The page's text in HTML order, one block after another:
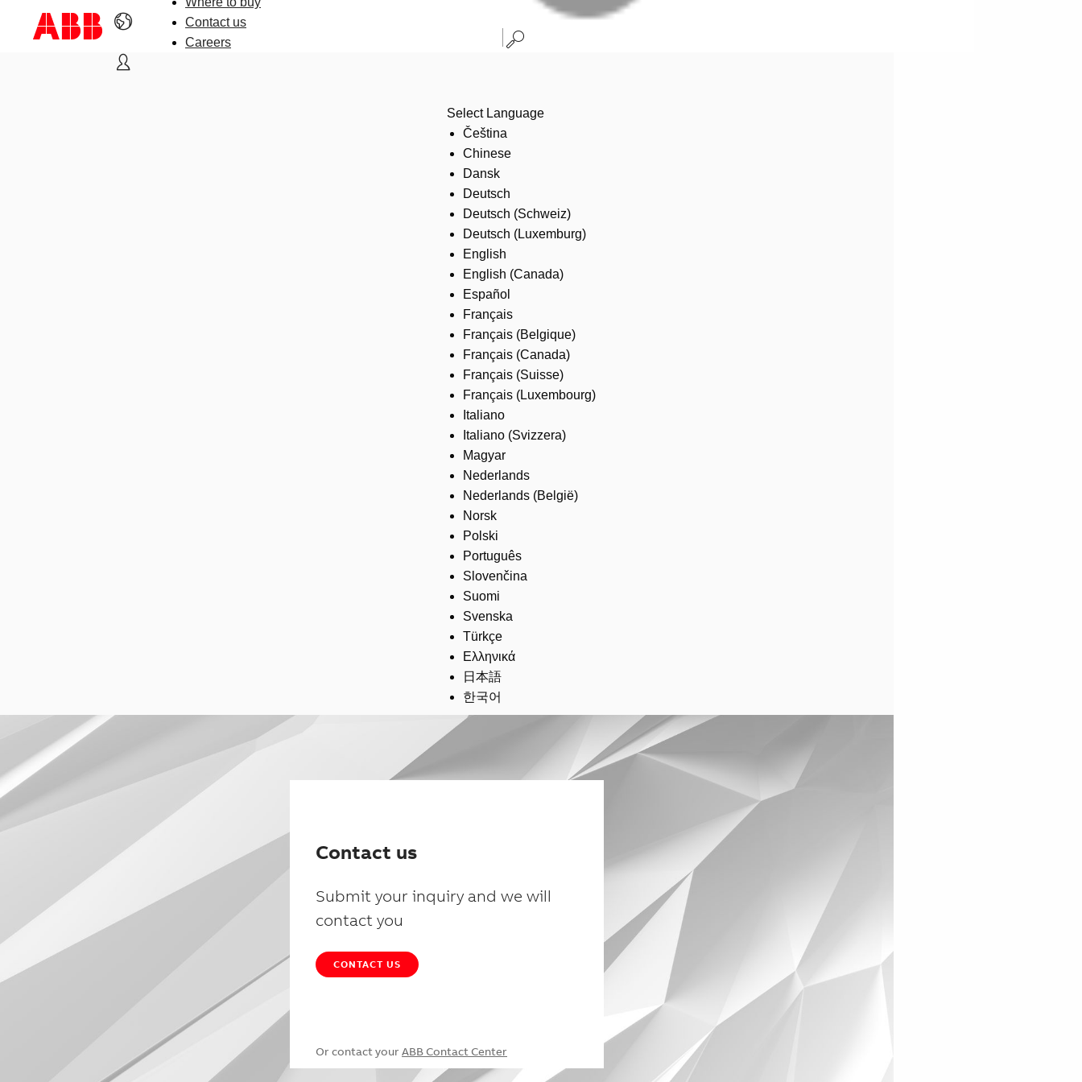
Contact us
Careers
Select Language
Čeština
Chinese
Dansk
Deutsch
Deutsch (Schweiz)
Deutsch (Luxemburg)
English
English (Canada)
Español
Français
Français (Belgique)
Français (Canada)
Français (Suisse)
Français (Luxembourg)
Italiano
Italiano (Svizzera)
Magyar
Nederlands
Nederlands (België)
Norsk
Polski
Português
Slovenčina
Suomi
Svenska
Türkçe
Ελληνικά
日本語
한국어
Contact us
Submit your inquiry and we will
contact you
CONTACT US
Or contact your ABB Contact Center